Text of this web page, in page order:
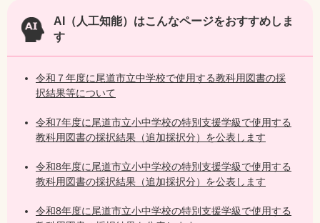
AI（人工知能）はこんなページをおすすめしま
す
令和７年度に尾道市立中学校で使用する教科用図書の採
択結果等について
令和7年度に尾道市立小中学校の特別支援学級で使用する
教科用図書の採択結果（追加採択分）を公表します
令和8年度に尾道市立小中学校の特別支援学級で使用する
教科用図書の採択結果（追加採択分）を公表します
令和8年度に尾道市立小中学校の特別支援学級で使用する